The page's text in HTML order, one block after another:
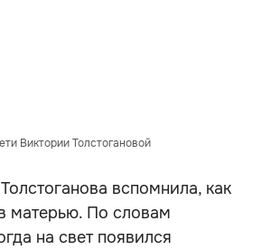
Виктории Толстогановой
вспомнила, как
матерью. По словам
на свет появился